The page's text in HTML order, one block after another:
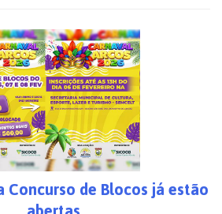
Concurso de Blocos já estão